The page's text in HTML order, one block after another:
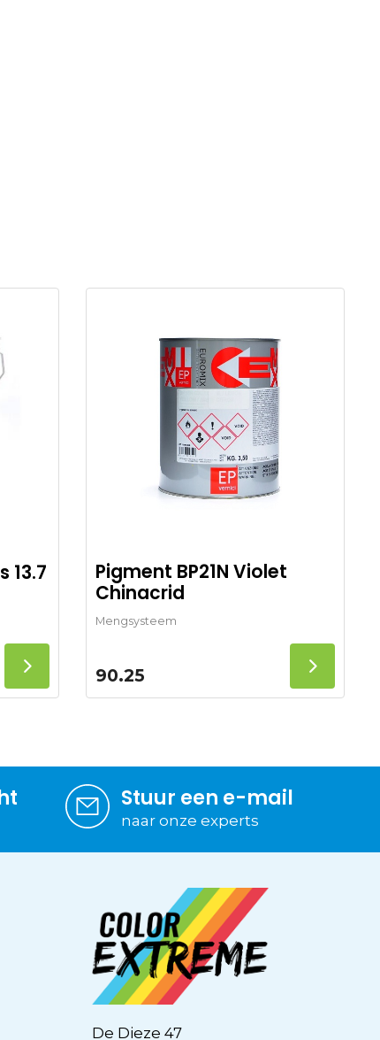
13.7
Pigment BP21N Violet
Chinacrid
Mengsysteem
90.25
Stuur een e-mail
naar onze experts
De Dieze 47